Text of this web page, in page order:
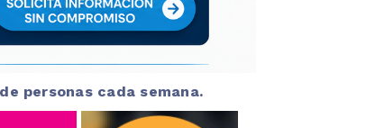
personas cada semana.